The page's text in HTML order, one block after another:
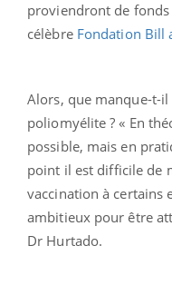
proviendront de
célèbre Fondation Bill
Alors, que manque-t-
poliomyélite ? « En
possible, mais en
point il est difficile de
vaccination à certains
ambitieux pour être
Dr Hurtado.